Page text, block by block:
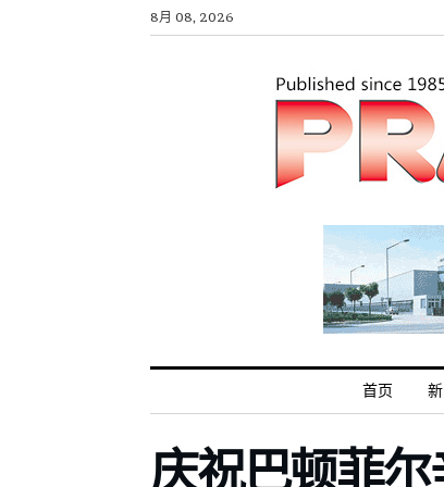
8月 08, 2026
首页
庆祝巴顿菲